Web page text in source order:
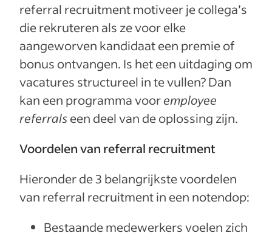
referral recruitment motiveer je collega’s
die rekruteren als ze voor elke
aangeworven kandidaat een premie of
bonus ontvangen. Is het een uitdaging om
vacatures structureel in te vullen? Dan
kan een programma vooremployee
referralseen deel van de oplossing zijn.
Voordelen van referral recruitment
Hieronder de 3 belangrijkste voordelen
van referral recruitment in een notendop:
Bestaande medewerkers voelen zich